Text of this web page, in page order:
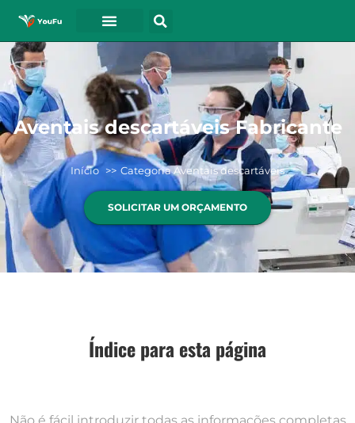
Aventais descartáveis Fabricante
Início Categoria Aventais descartáveis
SOLICITAR UM ORÇAMENTO
Índice para esta página